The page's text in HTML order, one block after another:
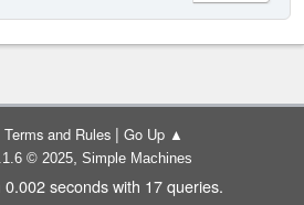
Terms and Rules | Go Up ▲
© 2025, Simple Machines
seconds with 17 queries.